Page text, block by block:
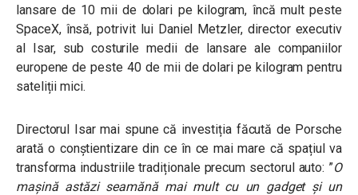
lansare de 10 mii de dolari pe kilogram, încă mult peste
SpaceX, însă, potrivit lui Daniel Metzler, director executiv
al Isar, sub costurile medii de lansare ale companiilor
europene de peste 40 de mii de dolari pe kilogram pentru
sateliții mici.
Directorul Isar mai spune că investiția făcută de Porsche
arată o conștientizare din ce în ce mai mare că spațiul va
transforma industriile tradiționale precum sectorul auto: ”O
mașină astăzi seamănă mai mult cu un gadget și un